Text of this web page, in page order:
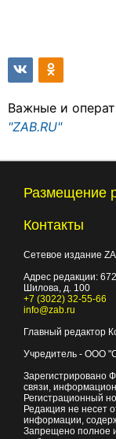
Важные и
"ZAB.RU"
Размещение
Контакты
Сетевое издание
Адрес редакции:
Шилова, д. 100
+7 (3022) 32-55-66
info@zab.ru
Главный редактор
Учредитель - ООО
Зарегистрировано
связи,
Регистрационный
Редакция не несет
информации,
Запрещено полное